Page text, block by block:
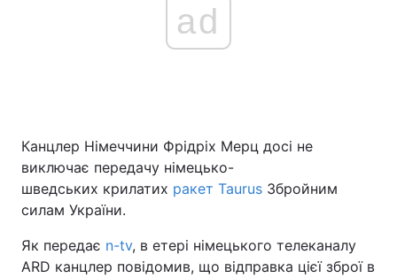
ad
Канцлер Німеччини Фрідріх Мерц досі не
виключає передачу німецько-
шведських крилатих ракет Taurus Збройним
силам України.
Як передає n-tv, в етері німецького телеканалу
ARD канцлер повідомив, що відправка цієї зброї в